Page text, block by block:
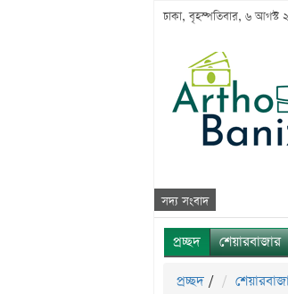
ঢাকা, বৃহস্পতিবার, ৬ আগস্ট
সদ্য সংবাদ
প্রচ্ছদ শেয়ারবাজার
প্রচ্ছদ /